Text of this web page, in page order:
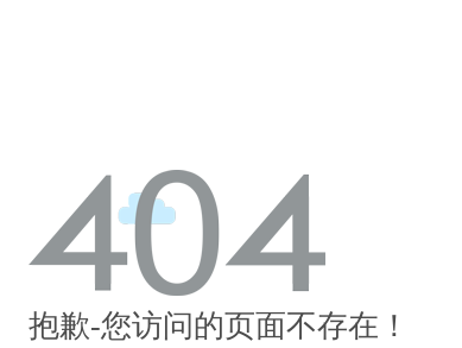
抱歉-您访问的页面不存在！